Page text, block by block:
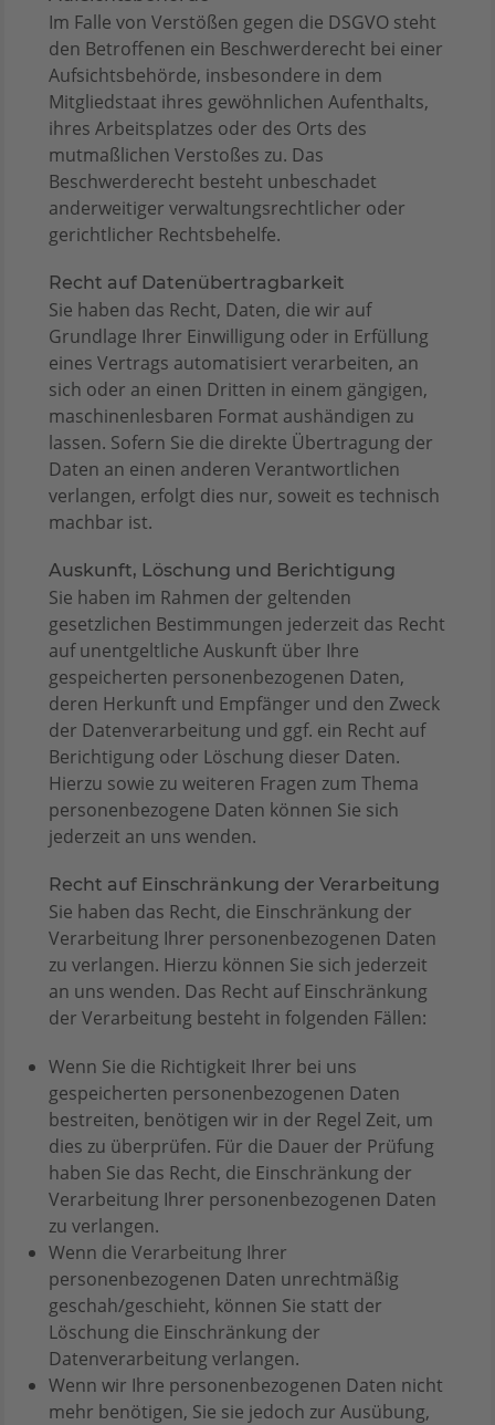
Im Falle von Verstößen gegen die DSGVO steht
den Betroffenen ein Beschwerderecht bei einer
Aufsichtsbehörde, insbesondere in dem
Mitgliedstaat ihres gewöhnlichen Aufenthalts,
ihres Arbeitsplatzes oder des Orts des
mutmaßlichen Verstoßes zu. Das
Beschwerderecht besteht unbeschadet
anderweitiger verwaltungsrechtlicher oder
gerichtlicher Rechtsbehelfe.
Recht auf Daten­übertrag­barkeit
Sie haben das Recht, Daten, die wir auf
Grundlage Ihrer Einwilligung oder in Erfüllung
eines Vertrags automatisiert verarbeiten, an
sich oder an einen Dritten in einem gängigen,
maschinenlesbaren Format aushändigen zu
lassen. Sofern Sie die direkte Übertragung der
Daten an einen anderen Verantwortlichen
verlangen, erfolgt dies nur, soweit es technisch
machbar ist.
Auskunft, Löschung und Berichtigung
Sie haben im Rahmen der geltenden
gesetzlichen Bestimmungen jederzeit das Recht
auf unentgeltliche Auskunft über Ihre
gespeicherten personenbezogenen Daten,
deren Herkunft und Empfänger und den Zweck
der Datenverarbeitung und ggf. ein Recht auf
Berichtigung oder Löschung dieser Daten.
Hierzu sowie zu weiteren Fragen zum Thema
personenbezogene Daten können Sie sich
jederzeit an uns wenden.
Recht auf Einschränkung der Verarbeitung
Sie haben das Recht, die Einschränkung der
Verarbeitung Ihrer personenbezogenen Daten
zu verlangen. Hierzu können Sie sich jederzeit
an uns wenden. Das Recht auf Einschränkung
der Verarbeitung besteht in folgenden Fällen:
Wenn Sie die Richtigkeit Ihrer bei uns
gespeicherten personenbezogenen Daten
bestreiten, benötigen wir in der Regel Zeit, um
dies zu überprüfen. Für die Dauer der Prüfung
haben Sie das Recht, die Einschränkung der
Verarbeitung Ihrer personenbezogenen Daten
zu verlangen.
Wenn die Verarbeitung Ihrer
personenbezogenen Daten unrechtmäßig
geschah/geschieht, können Sie statt der
Löschung die Einschränkung der
Datenverarbeitung verlangen.
Wenn wir Ihre personenbezogenen Daten nicht
mehr benötigen, Sie sie jedoch zur Ausübung,